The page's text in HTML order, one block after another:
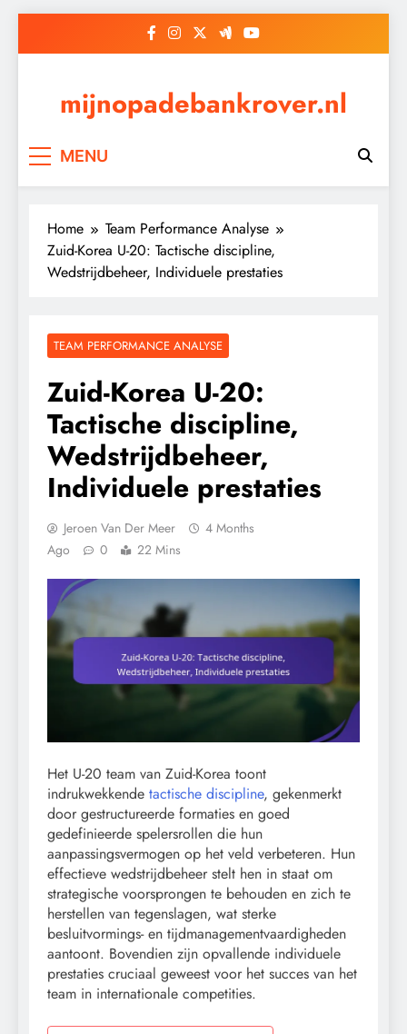
mijnopadebankrover.nl
MENU
Home
Team Performance Analyse
Zuid-Korea U-20: Tactische discipline,
Wedstrijdbeheer, Individuele prestaties
TEAM PERFORMANCE ANALYSE
Zuid-Korea U-20:
Tactische discipline,
Wedstrijdbeheer,
Individuele prestaties
Jeroen Van Der Meer
4 Months
Ago
0 22 Mins
Het U-20 team van Zuid-Korea toont
indrukwekkende tactische discipline, gekenmerkt
door gestructureerde formaties en goed
gedefinieerde spelersrollen die hun
aanpassingsvermogen op het veld verbeteren. Hun
effectieve wedstrijdbeheer stelt hen in staat om
strategische voorsprongen te behouden en zich te
herstellen van tegenslagen, wat sterke
besluitvormings- en tijdmanagementvaardigheden
aantoont. Bovendien zijn opvallende individuele
prestaties cruciaal geweest voor het succes van het
team in internationale competities.